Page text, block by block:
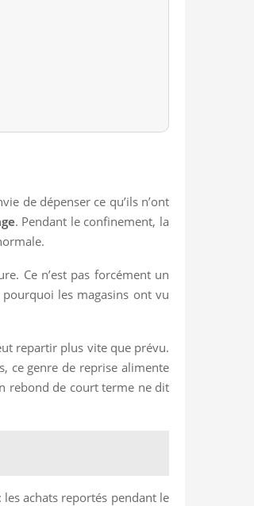
de dépenser ce qu’ils n’ont
. Pendant le confinement, la
Ce n’est pas forcément un
pourquoi les magasins ont vu
repartir plus vite que prévu.
ce genre de reprise alimente
rebond de court terme ne dit
les achats reportés pendant le